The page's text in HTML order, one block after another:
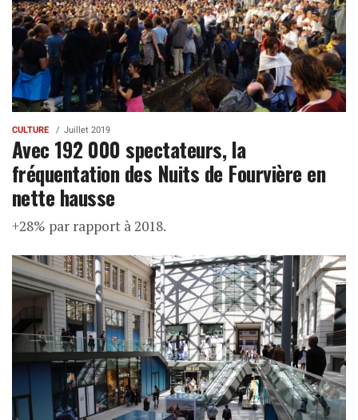
CULTURE Juillet 2019
Avec 192 000 spectateurs, la
fréquentation des Nuits de Fourvière en
nette hausse
+28% par rapport à 2018.